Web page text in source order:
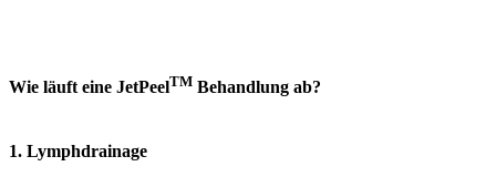
Wie läuft eine JetPeelTM Behandlung ab?
1. Lymphdrainage